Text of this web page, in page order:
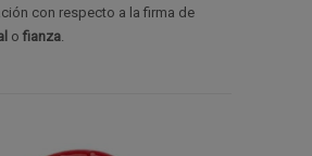
con respecto a la firma de
o fianza.